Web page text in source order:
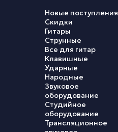
Новые поступления
Скидки
Гитары
Струнные
Все для гитар
Клавишные
Ударные
Народные
Звуковое
оборудование
Студийное
оборудование
Трансляционное